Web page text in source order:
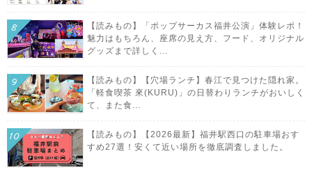
【読みもの】「ポップサーカス福井公演」体験レポ！
魅力はもちろん、座席の見え方、フード、オリジナル
グッズまで詳しく...
【読みもの】【穴場ランチ】春江で見つけた隠れ家。
「軽食喫茶 來(KURU)」の日替わりランチがおいしく
て、また食...
【読みもの】【2026最新】福井駅西口の駐車場おす
すめ27選！安くて近い場所を徹底調査しました。